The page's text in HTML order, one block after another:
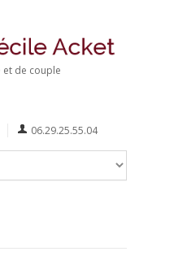
de couple
06.29.25.55.04